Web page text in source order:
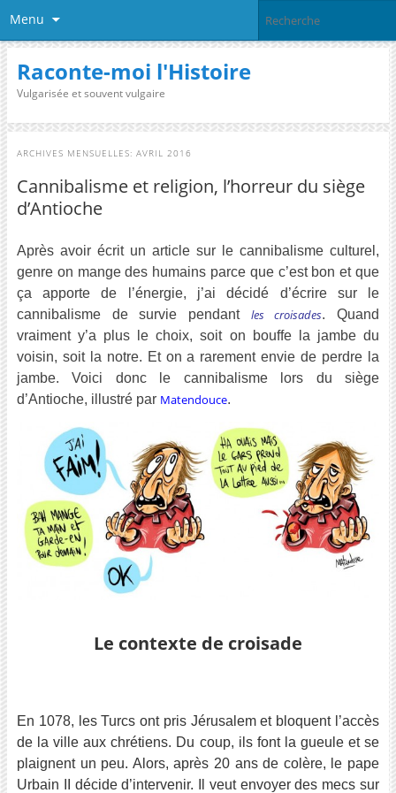
Menu
Raconte-moi l'Histoire
Vulgarisée et souvent vulgaire
ARCHIVES MENSUELLES: AVRIL 2016
Cannibalisme et religion, l’horreur du siège
d’Antioche
Après avoir écrit un article sur le cannibalisme culturel,
genre on mange des humains parce que c’est bon et que
ça apporte de l’énergie, j’ai décidé d’écrire sur le
cannibalisme de survie pendant les croisades. Quand
vraiment y’a plus le choix, soit on bouffe la jambe du
voisin, soit la notre. Et on a rarement envie de perdre la
jambe. Voici donc le cannibalisme lors du siège
d’Antioche, illustré par Matendouce.
Le contexte de croisade
En 1078, les Turcs ont pris Jérusalem et bloquent l’accès
de la ville aux chrétiens. Du coup, ils font la gueule et se
plaignent un peu. Alors, après 20 ans de colère, le pape
Urbain II décide d’intervenir. Il veut envoyer des mecs sur